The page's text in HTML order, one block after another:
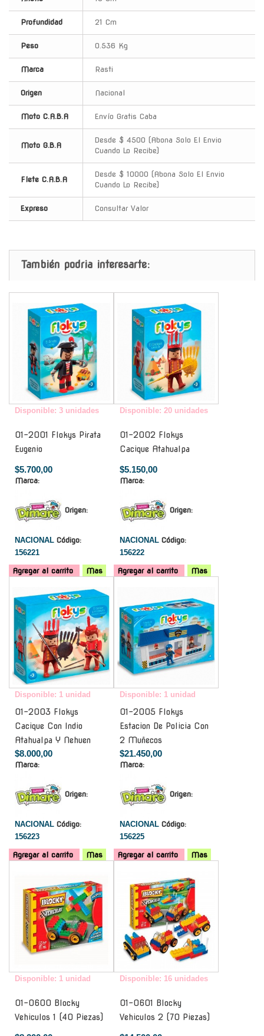
Profundidad 21 Cm
Peso 0.536 Kg
Marca Rasti
Origen Nacional
Moto C.A.B.A Envío Gratis Caba
Moto G.B.A
Desde $ 4500 (Abona Solo El Envio
Cuando Lo Recibe)
Flete C.A.B.A
Desde $ 10000 (Abona Solo El Envio
Cuando Lo Recibe)
Expreso Consultar Valor
También podria interesarte:
Disponible: 3 unidades
01-2001 Flokys Pirata
Eugenio
$5.700,00
Marca:
Origen:
NACIONAL Código:
156221
Agregar al carrito Mas
Disponible: 20 unidades
01-2002 Flokys
Cacique Atahualpa
$5.150,00
Marca:
Origen:
NACIONAL Código:
156222
Agregar al carrito
Mas
Disponible: 1 unidad
01-2003 Flokys
Cacique Con Indio
Atahualpa Y Nehuen
$8.000,00
Marca:
Origen:
NACIONAL Código:
156223
Agregar al carrito Mas
Disponible: 1 unidad
01-2005 Flokys
Estacion De Policia Con
2 Muñecos
$21.450,00
Marca:
Origen:
NACIONAL Código:
156225
Agregar al carrito
Mas
Disponible: 1 unidad
01-0600 Blocky
Vehiculos 1 (40 Piezas)
Disponible: 16 unidades
01-0601 Blocky
Vehiculos 2 (70 Piezas)